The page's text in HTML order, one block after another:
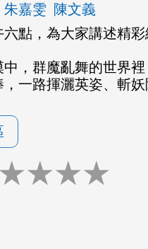
朱嘉雯 陳文義
點，為大家講述精
中，群魔亂舞的世界
一路揮灑英姿、斬
★★★★